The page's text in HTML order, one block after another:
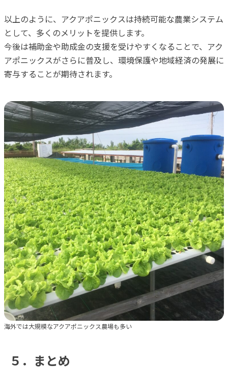
以上のように、アクアポニックスは持続可能な農業システム
として、多くのメリットを提供します。
今後は補助金や助成金の支援を受けやすくなることで、アク
アポニックスがさらに普及し、環境保護や地域経済の発展に
寄与することが期待されます。
海外では大規模なアクアポニックス農場も多い
５．まとめ